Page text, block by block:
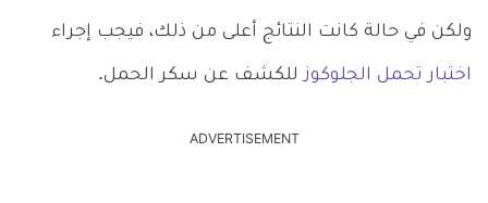
ولكن في حالة كانت النتائج أعلى من ذلك، فيجب إجراء
اختبار تحمل الجلوكوزللكشف عن سكر الحمل.
ADVERTISEMENT